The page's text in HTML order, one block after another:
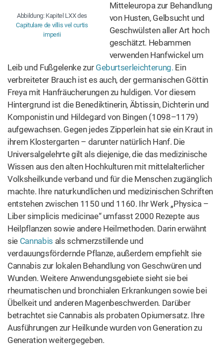
Mitteleuropa zur Behandlung von Husten, Gelbsucht und
Geschwülsten aller Art hoch geschätzt. Hebammen
verwenden Hanfwickel um Leib und Fußgelenke zur
Ein verbreiteter Brauch ist es auch,
der germanischen Göttin Freya mit Hanfräucherungen zu
huldigen. Vor diesem Hintergrund ist die Benediktinerin,
Äbtissin, Dichterin und Komponistin und Hildegard von
Bingen (1098–1179) aufgewachsen. Gegen jedes
Zipperlein hat sie ein Kraut in ihrem Klostergarten –
darunter natürlich Hanf. Die Universalgelehrte gilt als
diejenige, die das medizinische Wissen aus den alten
Hochkulturen mit mittelalterlicher Volksheilkunde verband
und für die Menschen zugänglich machte. Ihre
naturkundlichen und medizinischen Schriften entstehen
zwischen 1150 und 1160. Ihr Werk „Physica – Liber
simplicis medicinae“ umfasst 2000 Rezepte aus
Heilpflanzen sowie andere Heilmethoden. Darin erwähnt
sieCannabisals schmerzstillende und
verdauungsfördernde Pflanze, außerdem empfiehlt sie
Cannabis zur lokalen Behandlung von Geschwüren und
Wunden. Weitere Anwendungsgebiete sieht sie bei
rheumatischen und bronchialen Erkrankungen sowie bei
Übelkeit und anderen Magenbeschwerden. Darüber
betrachtet sie Cannabis als probaten Opiumersatz. Ihre
Ausführungen zur Heilkunde wurden von Generation zu
Generation weitergegeben.
Noch im 14. Jahrhundert werden Hildegards Schriften in